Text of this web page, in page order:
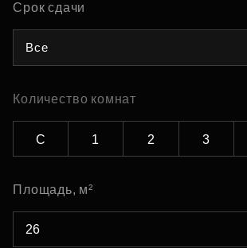
Срок сдачи
Все
Количество комнат
С 1 2 3
Площадь, м²